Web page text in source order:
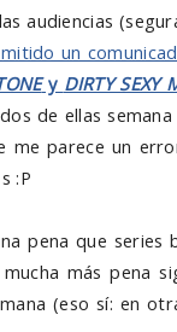
audiencias
un
y DIRTY SEXY
de ellas
parece un
:P
pena que series
más pena
(eso sí: en